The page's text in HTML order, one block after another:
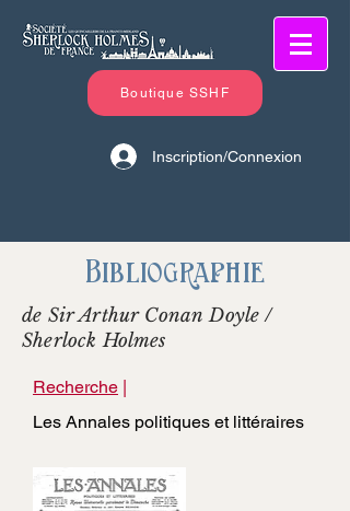
Boutique SSHF
Inscription/Connexion
Bibliographie
de Sir Arthur Conan Doyle /
Sherlock Holmes
Recherche |
Les Annales politiques et littéraires